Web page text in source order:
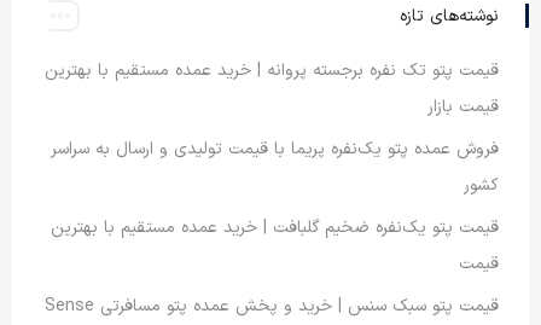
نوشته‌های تازه
قیمت پتو تک نفره برجسته پروانه | خرید عمده مستقیم با بهترین
قیمت بازار
فروش عمده پتو یک‌نفره پریما با قیمت تولیدی و ارسال به سراسر
کشور
قیمت پتو یک‌نفره ضخیم گلبافت | خرید عمده مستقیم با بهترین
قیمت
قیمت پتو سبک سنس | خرید و پخش عمده پتو مسافرتی Sense